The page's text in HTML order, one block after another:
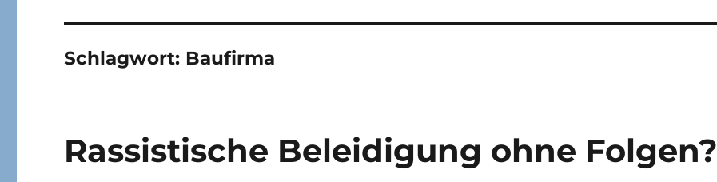
Schlagwort: Baufirma
Rassistische Beleidigung ohne Folgen?